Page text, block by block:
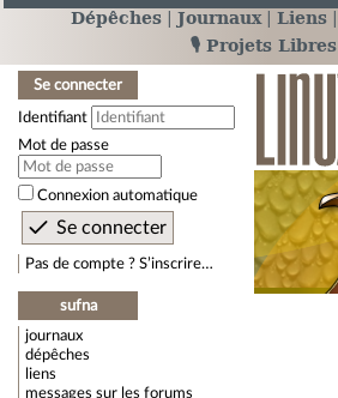
Dépêches Journaux Liens
🎙️ Projets Libres
Se connecter
Identifiant
Mot de passe
Connexion automatique
Pas de compte ? S’inscrire…
sufna
journaux
dépêches
liens
messages sur les forums